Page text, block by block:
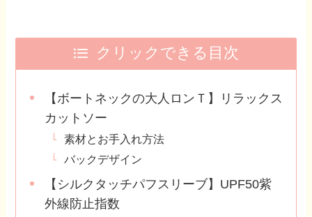
クリックできる目次
【ボートネックの大人ロンＴ】リラックス
カットソー
素材とお手入れ方法
バックデザイン
【シルクタッチパフスリーブ】UPF50紫
外線防止指数